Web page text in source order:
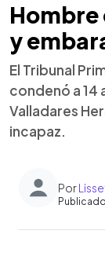
y
El Tribunal
condenó a 14
Valladares
incapaz.
Por